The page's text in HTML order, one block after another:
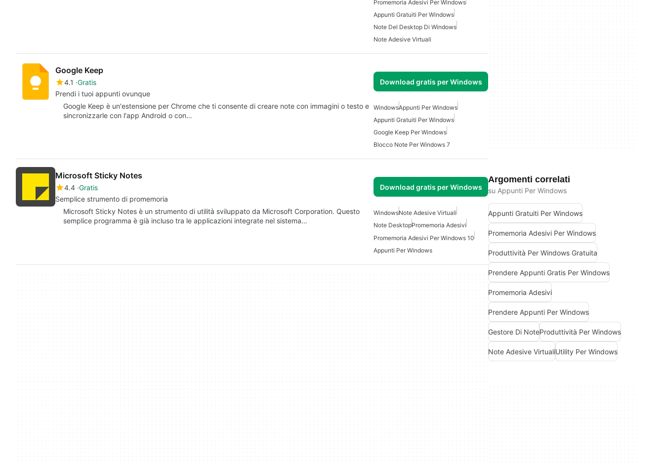
Promemoria Adesivi Per Windows
Appunti Gratuiti Per Windows
Note Del Desktop Di Windows
Note Adesive Virtuali
Google Keep
4.1 Gratis
Prendi i tuoi appunti ovunque
Download gratis per Windows
Google Keep è un'estensione per Chrome che ti consente di creare note con immagini o testo e
sincronizzarle con l'app Android o con…
WindowsAppunti Per Windows
Appunti Gratuiti Per Windows
Google Keep Per Windows
Blocco Note Per Windows 7
Microsoft Sticky Notes
4.4 Gratis
Semplice strumento di promemoria
Download gratis per Windows
Microsoft Sticky Notes è un strumento di utilità sviluppato da Microsoft Corporation. Questo
semplice programma è già incluso tra le applicazioni integrate nel sistema…
WindowsNote Adesive Virtuali
Note DesktopPromemoria Adesivi
Promemoria Adesivi Per Windows 10
Appunti Per Windows
Argomenti correlati
su Appunti Per Windows
Appunti Gratuiti Per Windows
Promemoria Adesivi Per Windows
Produttività Per Windows Gratuita
Prendere Appunti Gratis Per Windows
Promemoria Adesivi
Prendere Appunti Per Windows
Gestore Di NoteProduttività Per Windows
Note Adesive VirtualiUtility Per Windows